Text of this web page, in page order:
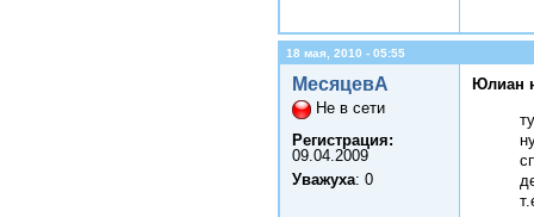
18 мая, 2010 - 05:55
МесяцевА
Не в сети
Регистрация:
09.04.2009
Уважуха: 0
Юлиан